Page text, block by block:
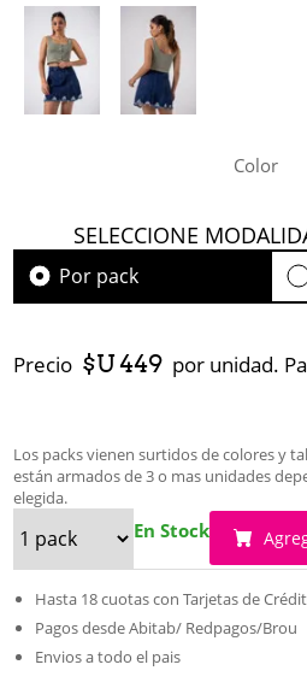
Color
SELECCIONE
Por pack
Precio $U 449 por unidad.
Los packs vienen surtidos de colores y
están armados de 3 o mas unidades
elegida.
En Stock
Hasta 18 cuotas con Tarjetas de
Pagos desde Abitab/ Redpagos/Brou
Envios a todo el pais